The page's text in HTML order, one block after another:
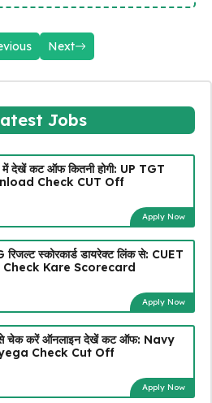
Next
Jobs
में देखें कट ऑफ कितनी होगी: UP TGT
Check CUT Off
Apply Now
स्कोरकार्ड डायरेक्ट लिंक से: CUET
Check Kare Scorecard
Apply Now
चेक करें ऑनलाइन देखें कट ऑफ: Navy
Check Cut Off
Apply Now